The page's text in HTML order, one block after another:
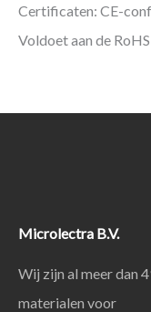
Certificaten: CE-
Voldoet aan de
Microlectra B.V.
Wij zijn al meer dan
materialen voor